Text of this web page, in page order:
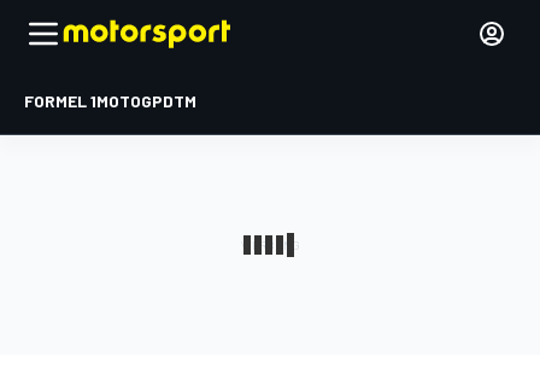
FORMEL 1MOTOGPDTM